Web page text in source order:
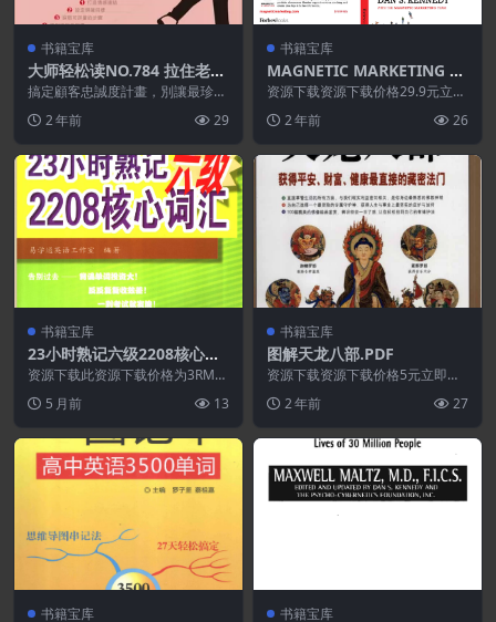
书籍宝库
大师轻松读NO.784 拉住老顧
客
搞定顧客忠誠度計畫，別讓最珍貴
表他就會回頭再度光顧...
2 年前 29
书籍宝库
MAGNETIC MARKETING F
OR DENTISTS
资源下载资源下载价格29.9元立即
资源永久更新资源...
2 年前 26
书籍宝库
23小时熟记六级2208核心词
汇.PDF
资源下载此资源下载价格为3RMB
别提醒:本网站不...
5 月前 13
书籍宝库
图解天龙八部.PDF
资源下载资源下载价格5元立即购
2 年前 27
书籍宝库 书籍宝库